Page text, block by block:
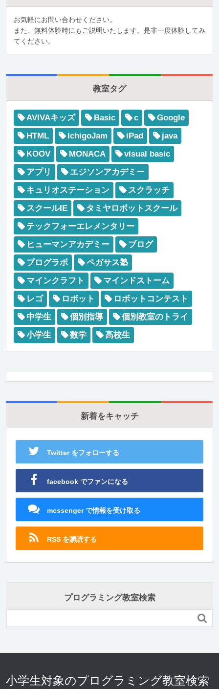
お気軽にお問い合わせください。
また、無料体験時にもご説明いたします。是非一度体験してみ
てください。
教室タグ
AVIVAキッズ Basic c
Google
HTML
IchigoJam iPad
java
KOOV
MONACA
visual basic
アプリ
エジソンアカデミー
キュリオステーション
スクラッチ
スクールIE
タミヤロボットスクール
テックフォーエレメンタリー
ヒューマンアカデミー
ブログ
プログラボ
ペガサス塾
マインクラフト
マインドストーム
レゴ
ロボット
ロボットコンテスト
中学生
個別指導
個別教室のトライ
小学生
数学 高校生
新着をキャッチ
Twitter をフォローする
facebook でファンになる
messenger で情報を受け取る
RSS を購読する
プログラミング教室検索

小学生対象のプログラミング教室検索